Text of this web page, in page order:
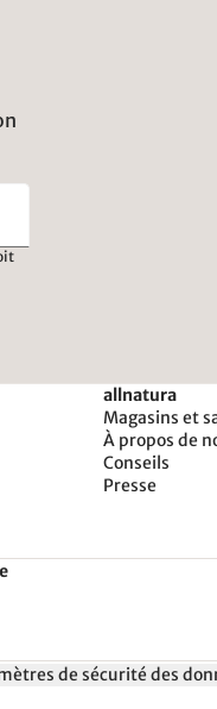
allnatura
Magasins et
À propos de
Conseils
Presse
de sécurité des